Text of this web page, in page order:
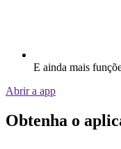
E ainda mais
Abrir a app
Obtenha o